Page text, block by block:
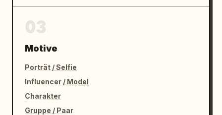
Motive
Porträt / Selfie
Influencer / Model
Charakter
Gruppe / Paar